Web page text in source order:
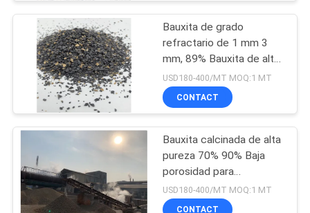
CONTROL
CALIDAD
ÉNTRENOS
EN
CONTACTO
CON
Bauxita de grado
refractario de 1 mm 3
mm, 89% Bauxita de alta
alumina
USD180-400/MT MOQ:1 MT
CONTACT
Bauxita calcinada de alta
pureza 70% 90% Baja
porosidad para
materiales refractarios
USD180-400/MT MOQ:1 MT
CONTACT